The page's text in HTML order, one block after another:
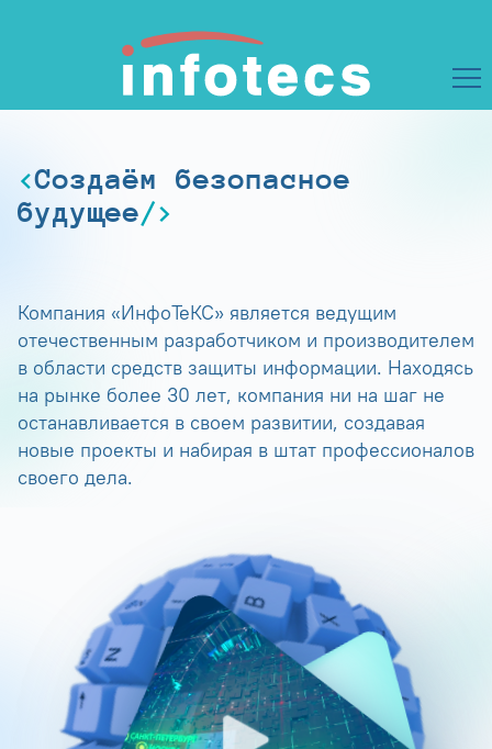
Создаём безопасное
будущее
Компания «ИнфоТеКС» является ведущим
отечественным разработчиком и производителем
в области средств защиты информации. Находясь
на рынке более 30 лет, компания ни на шаг не
останавливается в своем развитии, создавая
новые проекты и набирая в штат профессионалов
своего дела.